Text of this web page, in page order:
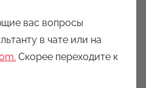
вас вопросы
в чате или на
Скорее переходите к